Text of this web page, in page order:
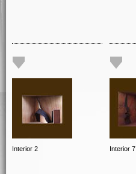
Interior 2 Interior 7